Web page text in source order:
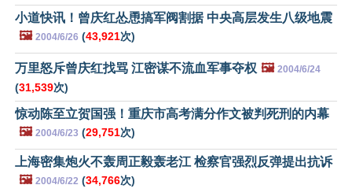
小道快讯！曾庆红怂恿搞军阀割据 中央高层发生八级地震
🖼️ 2004/6/26 (43,921次)
万里怒斥曾庆红找骂 江密谋不流血军事夺权 🖼️ 2004/6/24
(31,539次)
惊动陈至立贺国强！重庆市高考满分作文被判死刑的内幕
🖼️ 2004/6/23 (29,751次)
上海密集炮火不轰周正毅轰老江 检察官强烈反弹提出抗诉
🖼️ 2004/6/22 (34,766次)